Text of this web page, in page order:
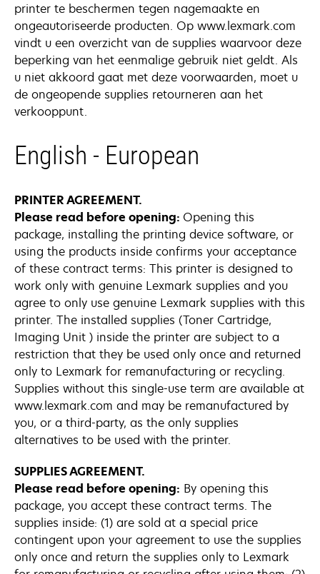
printer te beschermen tegen nagemaakte en
ongeautoriseerde producten. Op www.lexmark.com
vindt u een overzicht van de supplies waarvoor deze
beperking van het eenmalige gebruik niet geldt. Als
u niet akkoord gaat met deze voorwaarden, moet u
de ongeopende supplies retourneren aan het
verkooppunt.
English - European
PRINTER AGREEMENT.
Please read before opening: Opening this
package, installing the printing device software, or
using the products inside confirms your acceptance
of these contract terms: This printer is designed to
work only with genuine Lexmark supplies and you
agree to only use genuine Lexmark supplies with this
printer. The installed supplies (Toner Cartridge,
Imaging Unit ) inside the printer are subject to a
restriction that they be used only once and returned
only to Lexmark for remanufacturing or recycling.
Supplies without this single-use term are available at
www.lexmark.com and may be remanufactured by
you, or a third-party, as the only supplies
alternatives to be used with the printer.
SUPPLIES AGREEMENT.
Please read before opening: By opening this
package, you accept these contract terms. The
supplies inside: (1) are sold at a special price
contingent upon your agreement to use the supplies
only once and return the supplies only to Lexmark